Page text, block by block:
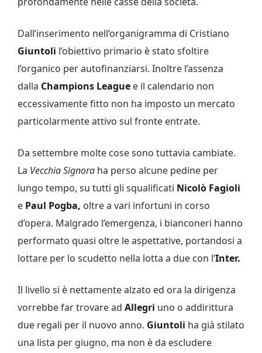
Dall’inserimento nell’organigramma di Cristiano
Giuntoli l’obiettivo primario è stato sfoltire
l’organico per autofinanziarsi. Inoltre l’assenza
dalla Champions League e il calendario non
eccessivamente fitto non ha imposto un mercato
particolarmente attivo sul fronte entrate.
Da settembre molte cose sono tuttavia cambiate.
La Vecchia Signora ha perso alcune pedine per
lungo tempo, su tutti gli squalificati Nicolò Fagioli
e Paul Pogba, oltre a vari infortuni in corso
d’opera. Malgrado l’emergenza, i bianconeri hanno
performato quasi oltre le aspettative, portandosi a
lottare per lo scudetto nella lotta a due con l’Inter.
Il livello si è nettamente alzato ed ora la dirigenza
vorrebbe far trovare ad Allegri uno o addirittura
due regali per il nuovo anno. Giuntoli ha già stilato
una lista per giugno, ma non è da escludere